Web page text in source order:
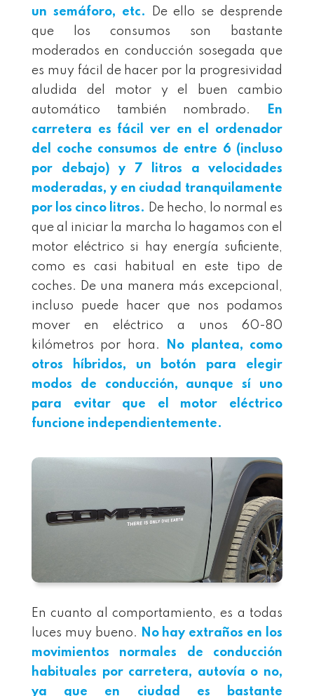
un semáforo, etc. De ello se desprende
que los consumos son bastante
moderados en conducción sosegada que
es muy fácil de hacer por la progresividad
aludida del motor y el buen cambio
automático también nombrado.
En
carretera es fácil ver en el ordenador
del coche consumos de entre 6 (incluso
por debajo) y 7 litros a velocidades
moderadas, y en ciudad tranquilamente
por los cinco litros. De hecho, lo normal es
que al iniciar la marcha lo hagamos con el
motor eléctrico si hay energía suficiente,
como es casi habitual en este tipo de
coches. De una manera más excepcional,
incluso puede hacer que nos podamos
mover en eléctrico a unos 60-80
kilómetros por hora.
No plantea, como
otros híbridos, un botón para elegir
modos de conducción, aunque sí uno
para evitar que el motor eléctrico
funcione independientemente.
En cuanto al comportamiento, es a todas
luces muy bueno.
No hay extraños en los
movimientos normales de conducción
habituales por carretera, autovía o no,
ya que en ciudad es bastante